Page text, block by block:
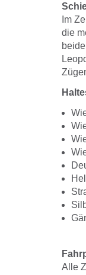
Im
die
Alle